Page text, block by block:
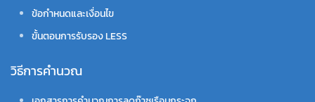
ข้อกำหนดและเงื่อนไข
ขั้นตอนการรับรอง LESS
วิธีการคำนวณ